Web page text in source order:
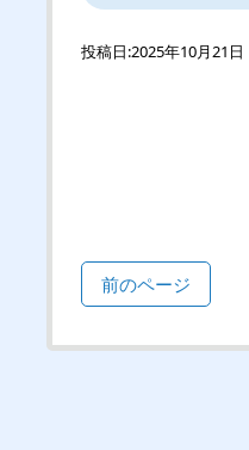
投稿日:2025年10月21日
前のページ